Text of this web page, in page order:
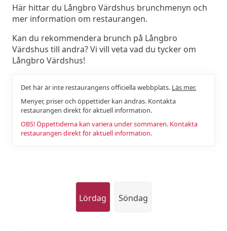
Här hittar du Långbro Värdshus brunchmenyn och
mer information om restaurangen.
Kan du rekommendera brunch på Långbro
Värdshus till andra? Vi vill veta vad du tycker om
Långbro Värdshus!
Det här är inte restaurangens officiella webbplats. Läs mer.
Menyer, priser och öppettider kan ändras. Kontakta
restaurangen direkt för aktuell information.
OBS! Öppettiderna kan variera under sommaren. Kontakta
restaurangen direkt för aktuell information.
Lördag Söndag